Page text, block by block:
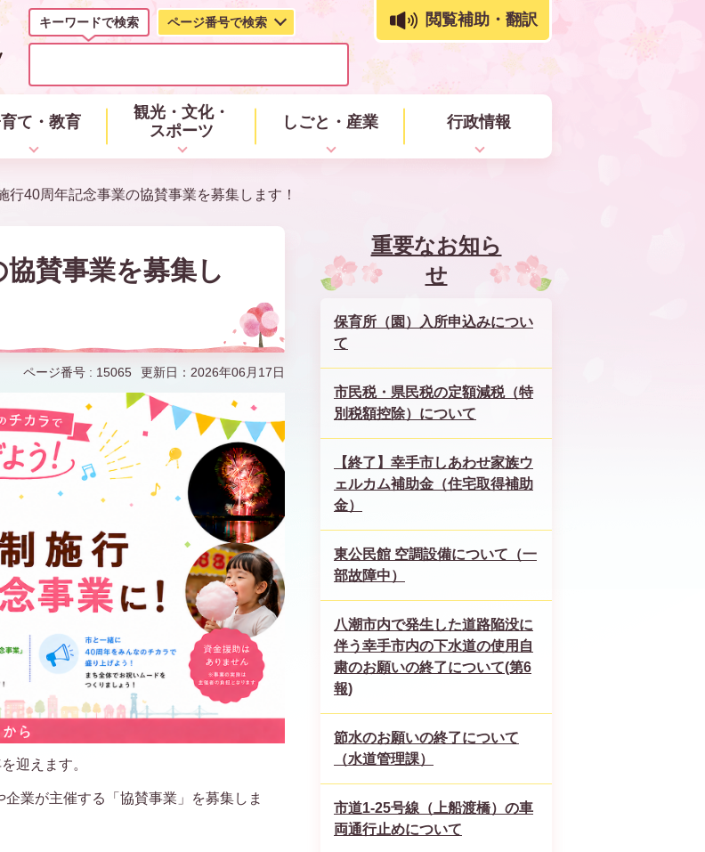
キーワードで検索 ページ番号で検索
キ
ワ
ド
で
検
閲覧補助・翻訳
て・教育
観光・文化・
スポーツ
しごと・産業 行政情報
行40周年記念事業の協賛事業を募集します！
賛事業を募集し
ページ番号 : 15065 更新日：2026年06月17日
迎えます。
業が主催する「協賛事業」を募集しま
重要なお知ら
せ
保育所（園）入所申込みについ
て
市民税・県民税の定額減税（特
別税額控除）について
【終了】幸手市しあわせ家族ウ
ェルカム補助金（住宅取得補助
金）
東公民館 空調設備について（一
部故障中）
八潮市内で発生した道路陥没に
伴う幸手市内の下水道の使用自
粛のお願いの終了について(第6
報)
節水のお願いの終了について
（水道管理課）
市道1-25号線（上船渡橋）の車
両通行止めについて